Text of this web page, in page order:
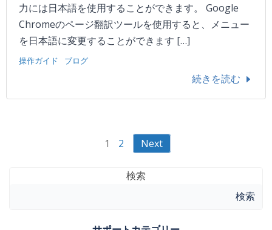
力には日本語を使用することができます。 Google
Chromeのページ翻訳ツールを使用すると、メニュー
を日本語に変更することができます […]
操作ガイド ブログ
続きを読む
Posts
navigation
Page
1 Page
2
Posts
navigation
Next
検索
検索